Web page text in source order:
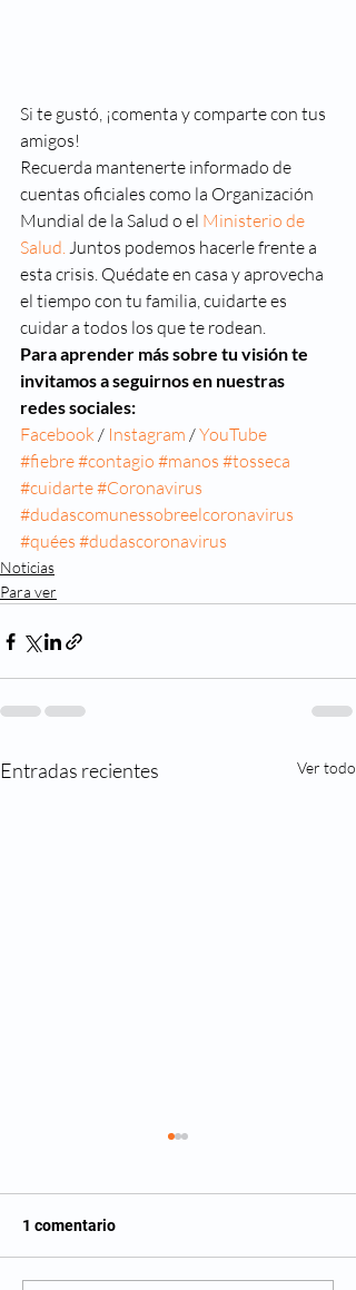
Si te gustó, ¡comenta y comparte con tus
amigos!
Recuerda mantenerte informado de
cuentas oficiales como la Organización
Mundial de la Salud o el Ministerio de
Salud. Juntos podemos hacerle frente a
esta crisis. Quédate en casa y aprovecha
el tiempo con tu familia, cuidarte es
cuidar a todos los que te rodean.
Para aprender más sobre tu visión te
invitamos a seguirnos en nuestras
redes sociales:
Facebook / Instagram / YouTube
#fiebre#contagio #manos #tosseca
#cuidarte#Coronavirus
#dudascomunessobreelcoronavirus
#quées #dudascoronavirus
Noticias
Para ver
Entradas recientes Ver todo
1 comentario